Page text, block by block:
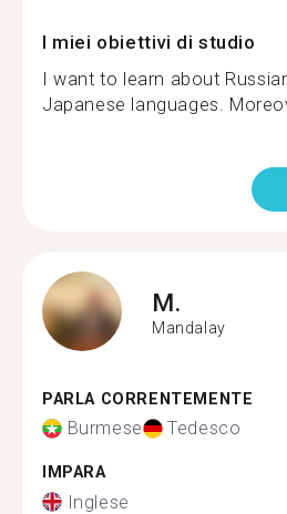
I miei obiettivi di studio
I want to learn about
Japanese languages.
M.
Mandalay
PARLA CORRENTEMENTE
Burmese Tedesco
IMPARA
Inglese